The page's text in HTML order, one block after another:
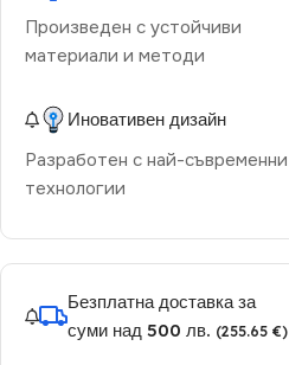
Произведен с устойчиви
материали и методи
Иновативен дизайн
Разработен с най-съвременни
технологии
Безплатна доставка за
суми над 500 лв. (255.65 €)